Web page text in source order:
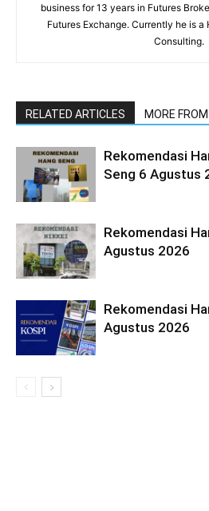
business for 13 years in Futures
Futures Exchange. Currently he is a
Consulting.
RELATED ARTICLES MORE
Rekomendasi
Seng 6 Agustus
Rekomendasi
Agustus 2026
Rekomendasi
Agustus 2026